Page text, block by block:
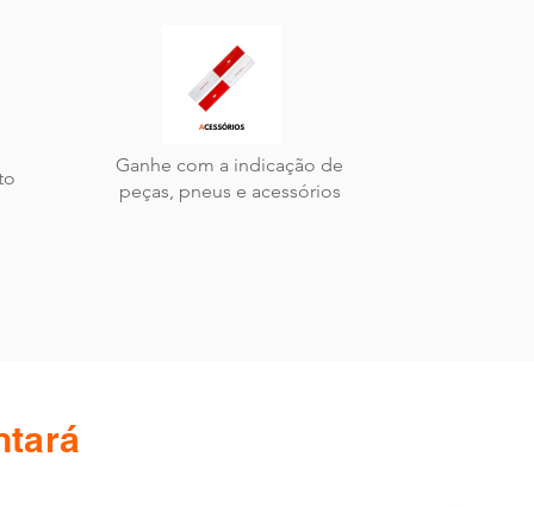
Ganhe com a indicação de
peças, pneus e acessórios